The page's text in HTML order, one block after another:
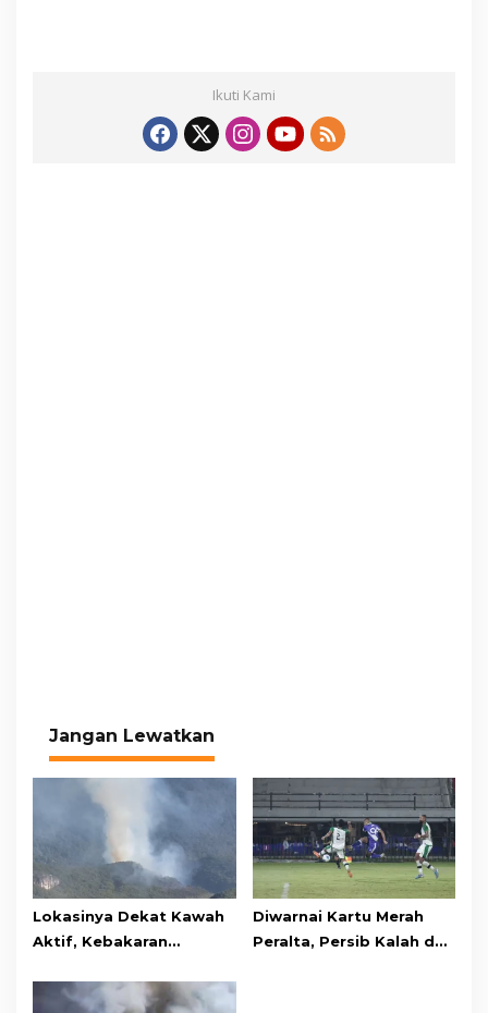
Ikuti Kami
Jangan Lewatkan
Lokasinya Dekat Kawah
Aktif, Kebakaran
Kawasan Gunung Gede
Diwarnai Kartu Merah
Peralta, Persib Kalah dari